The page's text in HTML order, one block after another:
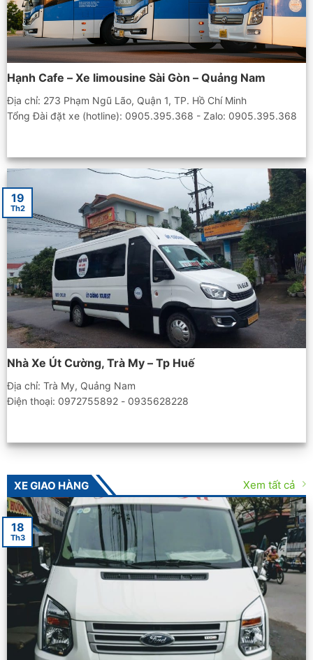
Hạnh Cafe – Xe limousine Sài Gòn – Quảng Nam
Địa chỉ: 273 Phạm Ngũ Lão, Quận 1, TP. Hồ Chí Minh
Tổng Đài đặt xe (hotline): 0905.395.368 - Zalo: 0905.395.368
Nhà Xe Út Cường, Trà My – Tp Huế
Địa chỉ: Trà My, Quảng Nam
Điện thoại: 0972755892 - 0935628228
19
Th2
XE GIAO HÀNG Xem tất cả
18
Th3